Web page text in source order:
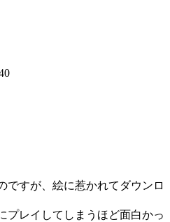
ですが、絵に惹かれてダウンロ
プレイしてしまうほど面白かっ